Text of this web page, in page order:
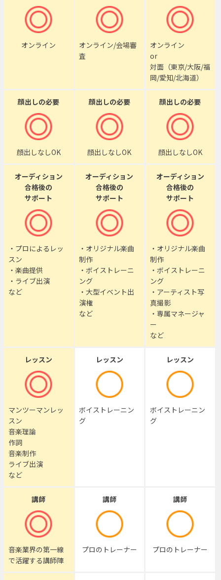
オンライン
オンライン/会場審
査
オンライン
or
対面（東京/大阪/福
岡/愛知/北海道）
顔出しの必要
顔出しなしOK
顔出しの必要
顔出しなしOK
顔出しの必要
顔出しなしOK
オーディション
合格後の
サポート
・プロによるレッ
スン
・楽曲提供
・ライブ出演
など
オーディション
合格後の
サポート
・オリジナル楽曲
制作
・ボイストレーニ
ング
・大型イベント出
演権
など
オーディション
合格後の
サポート
・オリジナル楽曲
制作
・ボイストレーニ
ング
・アーティスト写
真撮影
・専属マネージャ
ー
など
レッスン
マンツーマンレッ
スン
音楽理論
作詞
音楽制作
ライブ出演
など
レッスン
ボイストレーニン
グ
レッスン
ボイストレーニン
グ
講師
音楽業界の第一線
で活躍する講師陣
講師
プロのトレーナー
講師
プロのトレーナー